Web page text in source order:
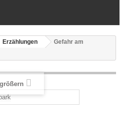
Erzählungen
Gefahr am